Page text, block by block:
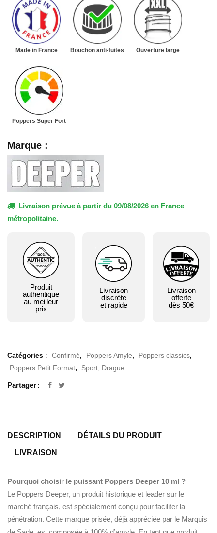
Made in France Bouchon anti-fuites Ouverture large
Poppers Super Fort
Marque :
Livraison prévue à partir du 09/08/2026 en France
métropolitaine.
Produit
authentique
au meilleur
prix
Livraison
discrète
et rapide
Livraison
offerte
dès 50€
Catégories : Confirmé, Poppers Amyle, Poppers classics,
Poppers Petit Format, Sport, Drague
Partager
DESCRIPTION DÉTAILS DU PRODUIT
LIVRAISON
Pourquoi choisir le puissant Poppers Deeper 10 ml ?
Le Poppers Deeper, un produit historique et leader sur le
marché français, est spécialement conçu pour faciliter la
pénétration. Cette marque prisée, déjà appréciée par le Marquis